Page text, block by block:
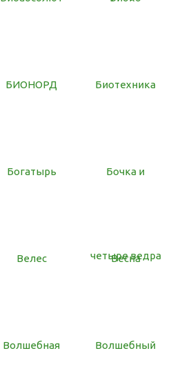
БИОНОРД Биотехника
Богатырь Бочка и
четыре ведра
Велес Весна
Волшебная Волшебный